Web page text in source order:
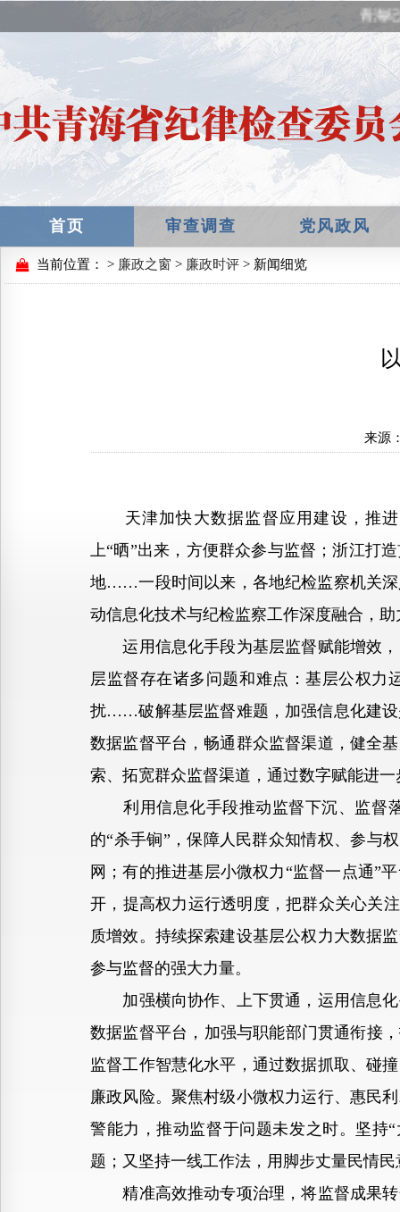
青海
首页 审查调查 党风政风
当前位置： > 廉政之窗 > 廉政时评 > 新闻细览
来源
天津加快大数据监督应用建设，推进
上“晒”出来，方便群众参与监督；浙江打
地……一段时间以来，各地纪检监察机关深
动信息化技术与纪检监察工作深度融合，
运用信息化手段为基层监督赋能增效，
层监督存在诸多问题和难点：基层公权力
扰……破解基层监督难题，加强信息化建设
数据监督平台，畅通群众监督渠道，健全
索、拓宽群众监督渠道，通过数字赋能进
利用信息化手段推动监督下沉、监督落
的“杀手锏”，保障人民群众知情权、参与
网；有的推进基层小微权力“监督一点通
开，提高权力运行透明度，把群众关心关
质增效。持续探索建设基层公权力大数据
参与监督的强大力量。
加强横向协作、上下贯通，运用信息化
数据监督平台，加强与职能部门贯通衔接
监督工作智慧化水平，通过数据抓取、碰
廉政风险。聚焦村级小微权力运行、惠民
警能力，推动监督于问题未发之时。坚持
题；又坚持一线工作法，用脚步丈量民情
精准高效推动专项治理，将监督成果转